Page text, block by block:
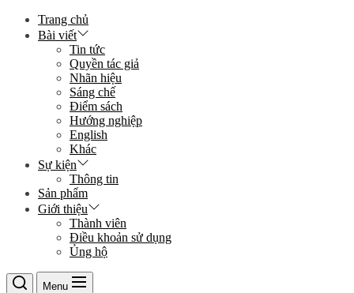
Skip
Trang chủ
Bài viết
Tin tức
Quyền tác giả
Nhãn hiệu
Sáng chế
Điểm sách
Hướng nghiệp
English
Khác
Sự kiện
Thông tin
Sản phẩm
Giới thiệu
Thành viên
Điều khoản sử dụng
Ủng hộ
Menu